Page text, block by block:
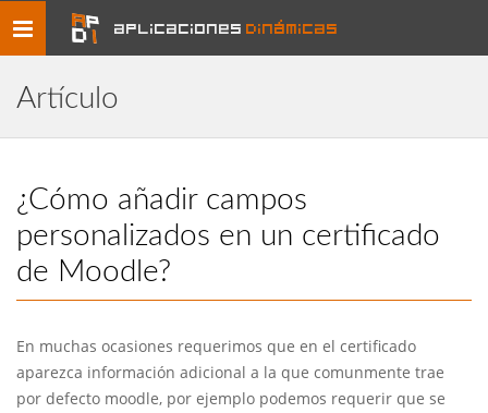
Toggle
navigation
aplicaciones dinámicas
Artículo
¿Cómo añadir campos
personalizados en un certificado
de Moodle?
En muchas ocasiones requerimos que en el certificado
aparezca información adicional a la que comunmente trae
por defecto moodle, por ejemplo podemos requerir que se